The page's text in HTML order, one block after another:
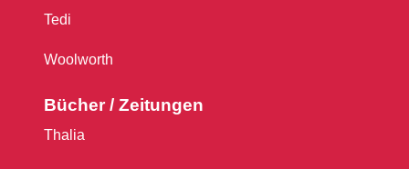
Tedi
Woolworth
Bücher / Zeitungen
Thalia